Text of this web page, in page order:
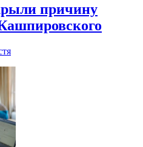
причину